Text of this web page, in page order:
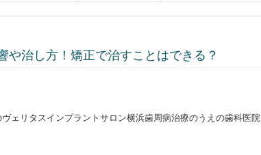
や治し方！矯正で治すことはできる？
ェリタスインプラントサロン横浜歯周病治療のうえの歯科医院